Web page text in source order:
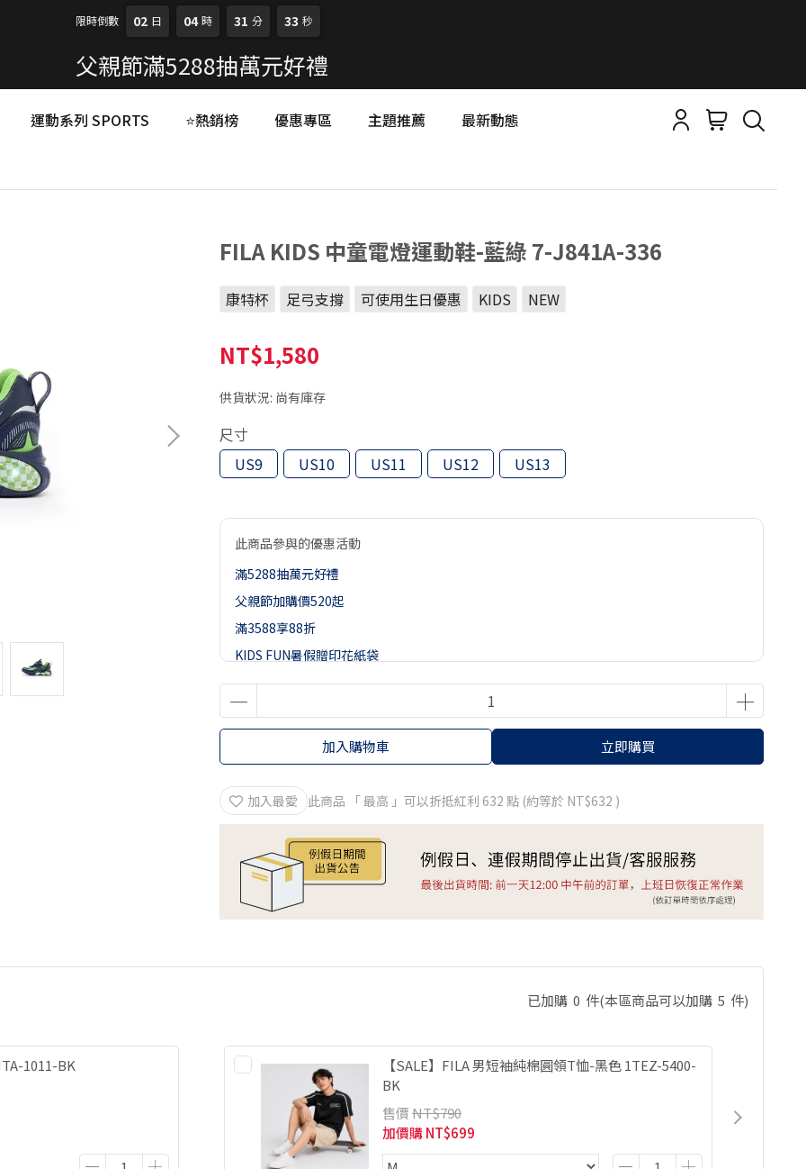
限時倒數 02 日 04 時 31 分 32 秒
父親節滿5288抽萬元好禮
運動系列 SPORTS ⭐熱銷榜 優惠專區 主題推薦 最新動態
FILA KIDS 中童電燈運動鞋-藍綠 7-J841A-336
康特杯 足弓支撐 可使用生日優惠 KIDS NEW
NT$1,580
供貨狀況: 尚有庫存
尺寸
US9
US10 US11 US12 US13
此商品參與的優惠活動
滿5288抽萬元好禮
父親節加購價520起
滿3588享88折
KIDS FUN暑假贈印花紙袋
加入購物車 立即購買
加入最愛 此商品 「 最高 」可以折抵紅利 632 點 (約等於 NT$632 )
已加購 0 件(本區商品可以加購 5 件)
1011-BK
【SALE】FILA 男短袖純棉圓領T恤-黑色 1TEZ-5400-
BK
售價NT$790
加價購NT$699